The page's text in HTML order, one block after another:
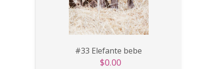
#33 Elefante bebe
$0.00